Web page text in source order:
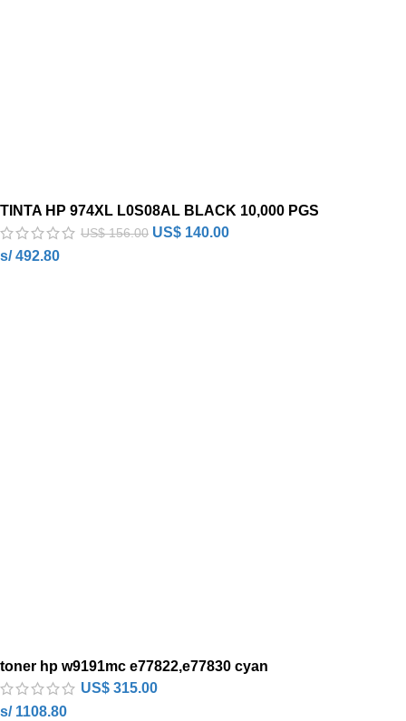
TINTA HP 974XL L0S08AL BLACK 10,000 PGS
US$156.00 US$ 140.00
s/ 492.80
toner hp w9191mc e77822,e77830 cyan
US$ 315.00
s/ 1108.80